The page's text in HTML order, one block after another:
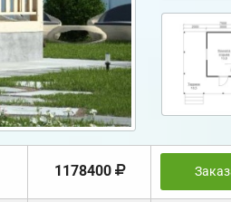
1178400